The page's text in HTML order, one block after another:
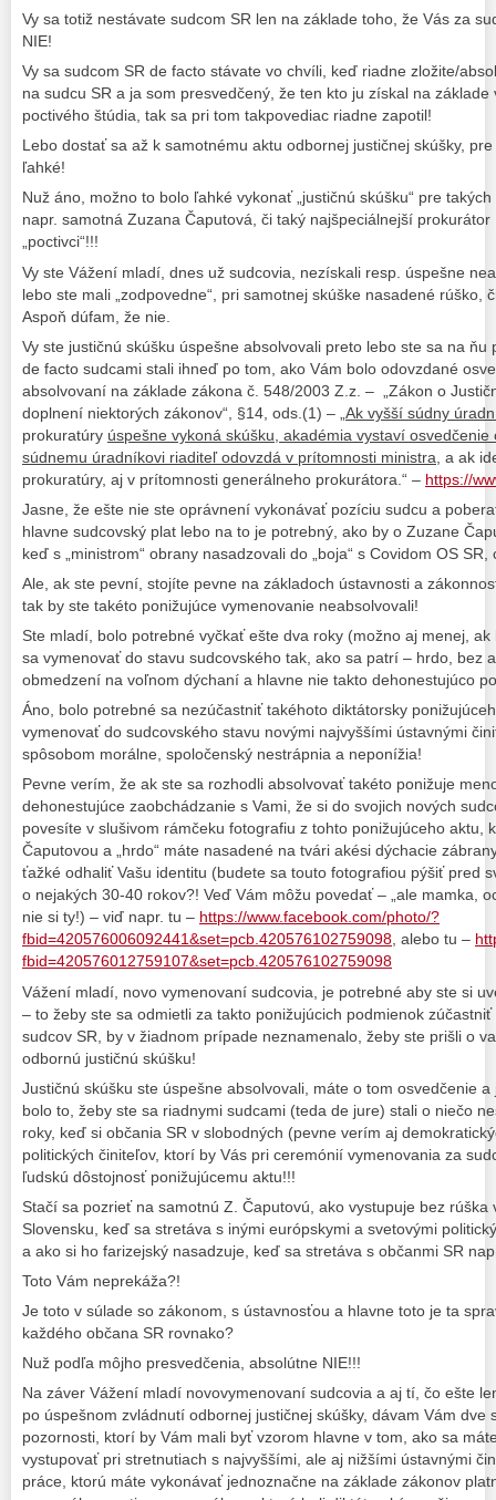
Vy sa totiž nestávate sudcom SR len na základe toho, že Vás za
NIE!
Vy sa sudcom SR de facto stávate vo chvíli, keď riadne zložite/
na sudcu SR a ja som presvedčený, že ten kto ju získal na
poctivého štúdia, tak sa pri tom takpovediac riadne zapotil!
Lebo dostať sa až k samotnému aktu odbornej justičnej skúšky,
ľahké!
Nuž áno, možno to bolo ľahké vykonať „justičnú skúšku“ pre takých
napr. samotná Zuzana Čaputová, či taký najšpeciálnejší
„poctivci“!!!
Vy ste Vážení mladí, dnes už sudcovia, nezískali resp. úspešne
lebo ste mali „zodpovedne“, pri samotnej skúške nasadené rúško,
Aspoň dúfam, že nie.
Vy ste justičnú skúšku úspešne absolvovali preto lebo ste sa na ňu
de facto sudcami stali ihneď po tom, ako Vám bolo odovzdané
absolvovaní na základe zákona č. 548/2003 Z.z. – „Zákon o
doplnení niektorých zákonov“, §14, ods.(1) – „ Ak vyšší súdny
prokuratúry úspešne vykoná skúšku, akadémia vystaví osvedčenie
súdnemu úradníkovi riaditeľ odovzdá v prítomnosti ministra , a ak
prokuratúry, aj v prítomnosti generálneho prokurátora.“ – https://
Jasne, že ešte nie ste oprávnení vykonávať pozíciu sudcu a
hlavne sudcovský plat lebo na to je potrebný, ako by o Zuzane
keď s „ministrom“ obrany nasadzovali do „boja“ s Covidom OS
Ale, ak ste pevní, stojíte pevne na základoch ústavnosti a
tak by ste takéto ponižujúce vymenovanie neabsolvovali!
Ste mladí, bolo potrebné vyčkať ešte dva roky (možno aj menej,
sa vymenovať do stavu sudcovského tak, ako sa patrí – hrdo, bez
obmedzení na voľnom dýchaní a hlavne nie takto dehonestujúco
Áno, bolo potrebné sa nezúčastniť takéhoto diktátorsky
vymenovať do sudcovského stavu novými najvyššími ústavnými
spôsobom morálne, spoločenský nestrápnia a neponížia!
Pevne verím, že ak ste sa rozhodli absolvovať takéto ponižuje
dehonestujúce zaobchádzanie s Vami, že si do svojich nových
povesíte v slušivom rámčeku fotografiu z tohto ponižujúceho aktu,
Čaputovou a „hrdo“ máte nasadené na tvári akési dýchacie
ťažké odhaliť Vašu identitu (budete sa touto fotografiou pýšiť pred
o nejakých 30-40 rokov?! Veď Vám môžu povedať – „ale mamka,
nie si ty!) – viď napr. tu – https://www.facebook.com/photo/?
fbid=420576006092441&set=pcb.420576102759098, alebo tu –
fbid=420576012759107&set=pcb.420576102759098
Vážení mladí, novo vymenovaní sudcovia, je potrebné aby ste si
– to žeby ste sa odmietli za takto ponižujúcich podmienok
sudcov SR, by v žiadnom prípade neznamenalo, žeby ste prišli o
odbornú justičnú skúšku!
Justičnú skúšku ste úspešne absolvovali, máte o tom osvedčenie a
bolo to, žeby ste sa riadnymi sudcami (teda de jure) stali o niečo
roky, keď si občania SR v slobodných (pevne verím aj
politických činiteľov, ktorí by Vás pri ceremónií vymenovania za
ľudskú dôstojnosť ponižujúcemu aktu!!!
Stačí sa pozrieť na samotnú Z. Čaputovú, ako vystupuje bez
Slovensku, keď sa stretáva s inými európskymi a svetovými
a ako si ho farizejský nasadzuje, keď sa stretáva s občanmi SR
Toto Vám neprekáža?!
Je toto v súlade so zákonom, s ústavnosťou a hlavne toto je ta
každého občana SR rovnako?
Nuž podľa môjho presvedčenia, absolútne NIE!!!
Na záver Vážení mladí novovymenovaní sudcovia a aj tí, čo ešte
po úspešnom zvládnutí odbornej justičnej skúšky, dávam Vám dve
pozornosti, ktorí by Vám mali byť vzorom hlavne v tom, ako sa
vystupovať pri stretnutiach s najvyššími, ale aj nižšími ústavnými
práce, ktorú máte vykonávať jednoznačne na základe zákonov